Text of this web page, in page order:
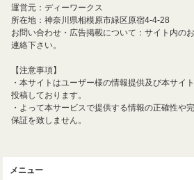
運営元：ディーワークス
所在地：神奈川県相模原市緑区原宿4-4-28
お問い合わせ・広告掲載について：サイト内の
連絡下さい。
【注意事項】
・本サイトはユーザー様の情報提供及び本サイ
投稿しております。
・よって本サービスで提供する情報の正確性や
保証を致しません。
メニュー